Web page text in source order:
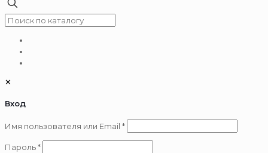
✕
Вход
Имя пользователя или Email *Обязательно
Пароль*Обязательно